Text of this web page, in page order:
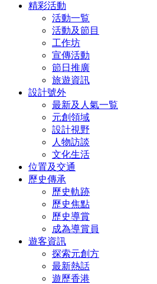
精彩活動
活動一覧
活動及節目
工作坊
宣傳活動
節日推廣
旅遊資訊
設計號外
最新及人氣一覧
元創領域
設計視野
人物訪談
文化生活
位置及交通
歷史傳承
歷史軌跡
歷史焦點
歷史導賞
成為導賞員
遊客資訊
探索元創方
最新熱話
遊歷香港